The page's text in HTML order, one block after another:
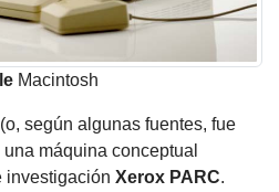
Macintosh
según algunas fuentes, fue
una máquina conceptual
investigación Xerox PARC.